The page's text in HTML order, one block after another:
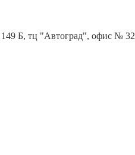
149 Б, тц "Автоград", офис № 32